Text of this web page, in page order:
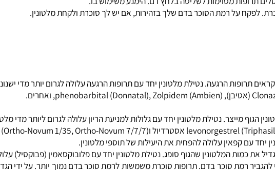
גם להפריע לביוץ, ולכן קשה יותר להיכנס להריון.
להשתמש בו.
השפעתו על הורמונים אחרים, מלטונין עלול להפריע להתפתחות בגיל ההתבגרות.
מסוימות לשליטה בלחץ דם. הימנע משימוש בו.
על רמת הסוכר בדם שלך בזהירות, אם יש לך סוכרת ולקחת מלטונין.
הרגעה. נטילת מלטונין יחד עם תרופות הרגעה עלולה לגרום יותר מדי ישנונית.